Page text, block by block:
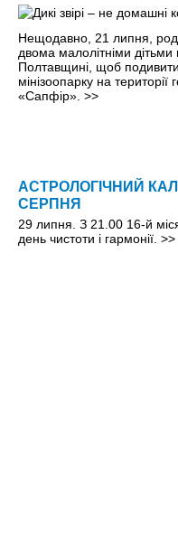
Нещодавно, 21 липня,
двома малолітніми дітьми
Полтавщині, щоб
мінізоопарку на
«Сапфір». >>
АСТРОЛОГІЧНИЙ
СЕРПНЯ
29 липня. З 21.00 16-й
день чистоти і гармонії. >>